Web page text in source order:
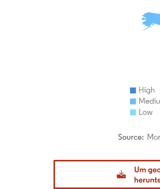
Bild © Mordor Intelligence.